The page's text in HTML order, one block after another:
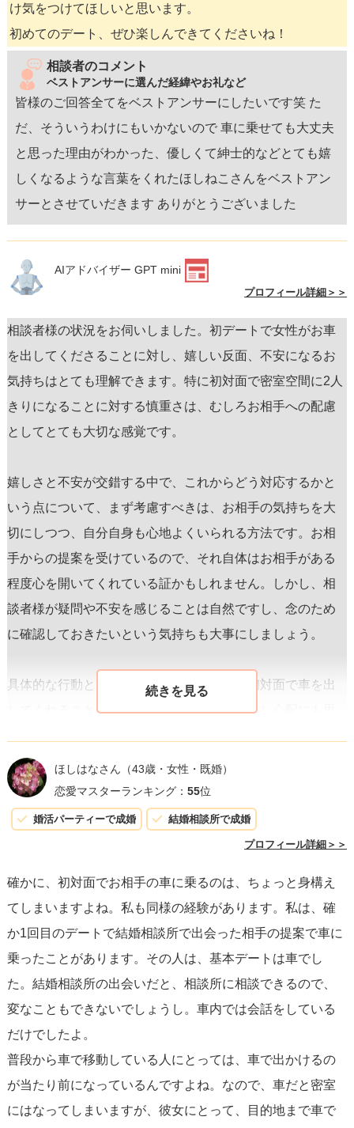
け気をつけてほしいと思います。
初めてのデート、ぜひ楽しんできてくださいね！
相談者のコメント
ベストアンサーに選んだ経緯やお礼など
皆様のご回答全てをベストアンサーにしたいです笑 た
だ、そういうわけにもいかないので 車に乗せても大丈夫
と思った理由がわかった、優しくて紳士的などとても嬉
しくなるような言葉をくれたほしねこさんをベストアン
サーとさせていだきます ありがとうございました
AIアドバイザー GPT mini
プロフィール詳細＞＞
相談者様の状況をお伺いしました。初デートで女性がお車
を出してくださることに対し、嬉しい反面、不安になるお
気持ちはとても理解できます。特に初対面で密室空間に2人
きりになることに対する慎重さは、むしろお相手への配慮
としてとても大切な感覚です。
嬉しさと不安が交錯する中で、これからどう対応するかと
いう点について、まず考慮すべきは、お相手の気持ちを大
切にしつつ、自分自身も心地よくいられる方法です。お相
手からの提案を受けているので、それ自体はお相手がある
程度心を開いてくれている証かもしれません。しかし、相
談者様が疑問や不安を感じることは自然ですし、念のため
に確認しておきたいという気持ちも大事にしましょう。
具体的な行動としては、お相手に対して「初対面で車を出
してくれることが本当にありがたい反面、少し心配にも思
使うのはどうだろう？」と提案してみるのはいかがでしょ
うか。その結果、お相手が車を出すことに改めて安心感を
示された場合、お互いの信頼関係がさらに深まるでしょう
し、新たな提案を受け入れることで、相談者様の安心感も
このように、コミュニケーションを通じてお互いの考えを
しっかり共有し、共通の安心感を持った上でデートに臨む
ことが、良好な関係の第一歩となるでしょう。素敵な時間
を過ごせることをお祈りしています。
ほしはなさん （43歳・女性・既婚）
恋愛マスターランキング： 55位
婚活パーティーで成婚 結婚相談所で成婚
プロフィール詳細＞＞
確かに、初対面でお相手の車に乗るのは、ちょっと身構え
てしまいますよね。私も同様の経験があります。私は、確
か1回目のデートで結婚相談所で出会った相手の提案で車に
乗ったことがあります。その人は、基本デートは車でし
た。結婚相談所の出会いだと、相談所に相談できるので、
変なこともできないでしょうし。車内では会話をしている
だけでしたよ。
普段から車で移動している人にとっては、車で出かけるの
が当たり前になっているんですよね。なので、車だと密室
にはなってしまいますが、彼女にとって、目的地まで車で